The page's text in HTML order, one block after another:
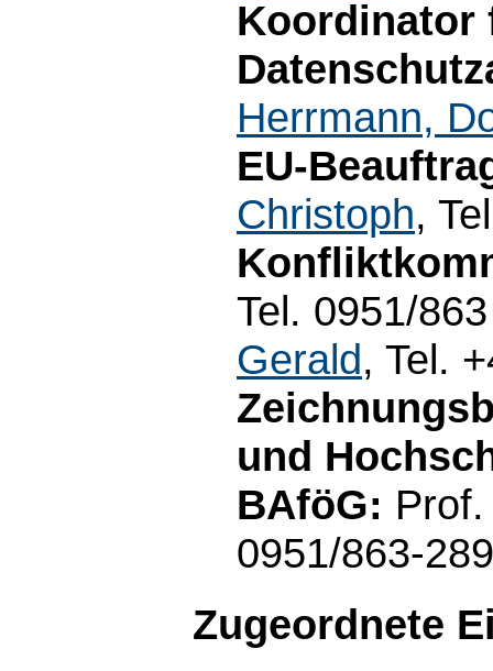
Koordinator
Herrmann,
EU-
Christoph,
Tel. 0951/
Gerald, Tel.
und
BAföG:
0951/863-
Zugeordnete